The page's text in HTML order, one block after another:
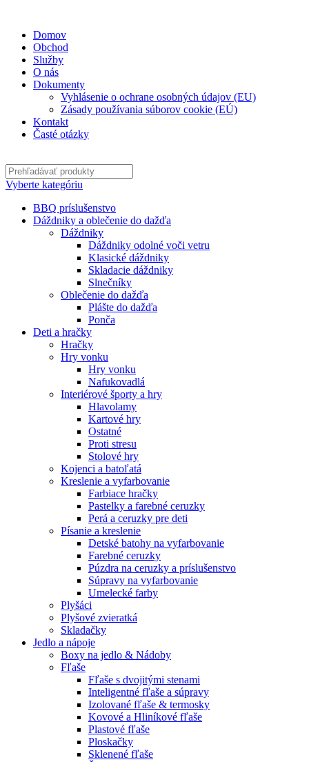
Domov
Obchod
Služby
O nás
Dokumenty
Vyhlásenie o ochrane osobných údajov (EU)
Zásady používania súborov cookie (EÚ)
Kontakt
Časté otázky
Vyberte kategóriu
BBQ príslušenstvo
Dáždniky a oblečenie do dažďa
Dáždniky
Dáždniky odolné voči vetru
Klasické dáždniky
Skladacie dáždniky
Slnečníky
Oblečenie do dažďa
Plášte do dažďa
Ponča
Deti a hračky
Hračky
Hry vonku
Hry vonku
Nafukovadlá
Interiérové športy a hry
Hlavolamy
Kartové hry
Ostatné
Proti stresu
Stolové hry
Kojenci a batoľatá
Kreslenie a vyfarbovanie
Farbiace hračky
Pastelky a farebné ceruzky
Perá a ceruzky pre deti
Písanie a kreslenie
Detské batohy na vyfarbovanie
Farebné ceruzky
Púzdra na ceruzky a príslušenstvo
Súpravy na vyfarbovanie
Umelecké farby
Plyšáci
Plyšové zvieratká
Skladačky
Jedlo a nápoje
Boxy na jedlo & Nádoby
Fľaše
Fľaše s dvojitými stenami
Inteligentné fľaše a súpravy
Izolované fľaše & termosky
Kovové a Hliníkové fľaše
Plastové fľaše
Ploskačky
Sklenené fľaše